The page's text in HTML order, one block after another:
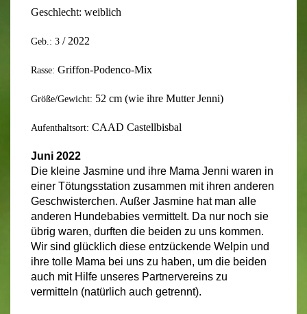
Geschlecht: weiblich
Geb.: 3 / 2022
Rasse: Griffon-Podenco-Mix
Größe/Gewicht: 52 cm (wie ihre Mutter Jenni)
Aufenthaltsort: CAAD Castellbisbal
Juni 2022
Die kleine Jasmine und ihre Mama Jenni waren in
einer Tötungsstation zusammen mit ihren anderen
Geschwisterchen. Außer Jasmine hat man alle
anderen Hundebabies vermittelt. Da nur noch sie
übrig waren, durften die beiden zu uns kommen.
Wir sind glücklich diese entzückende Welpin und
ihre tolle Mama bei uns zu haben, um die beiden
auch mit Hilfe unseres Partnervereins zu
vermitteln (natürlich auch getrennt).